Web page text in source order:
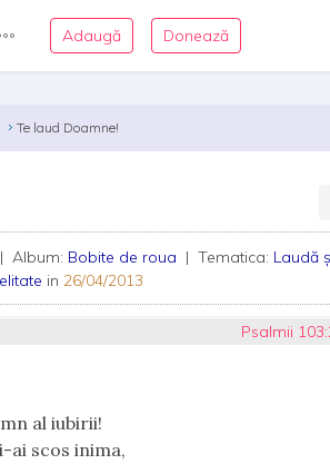
Adaugă Donează
Te laud Doamne!
| Album: Bobite de roua | Tematica: Laudă
in 26/04/2013
Psalmii
al iubirii!
ai scos inima,